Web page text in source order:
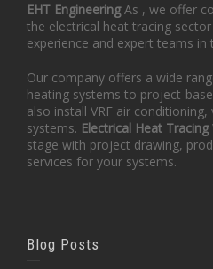
EHT EngineeringAs , we offer
the electrical heat tracing
experience and expert teams in
Our company offers a wide
heating systems to project-
also install VRF air
systems. Electrical Heat Tracing
stage with project drawing,
services for your systems.
Blog Posts